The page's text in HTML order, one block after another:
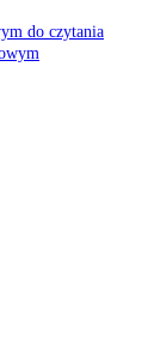
do czytania